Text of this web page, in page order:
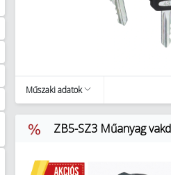
Műszaki adatok
ZB5-SZ3 Műanyag